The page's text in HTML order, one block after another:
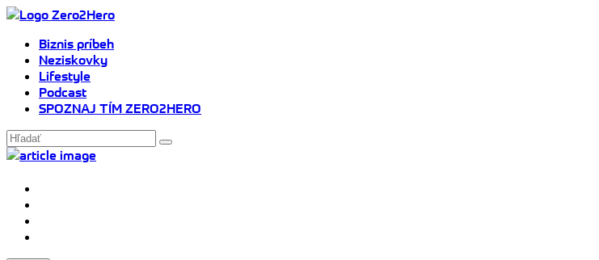
Biznis príbeh
Neziskovky
Lifestyle
Podcast
SPOZNAJ TÍM ZERO2HERO